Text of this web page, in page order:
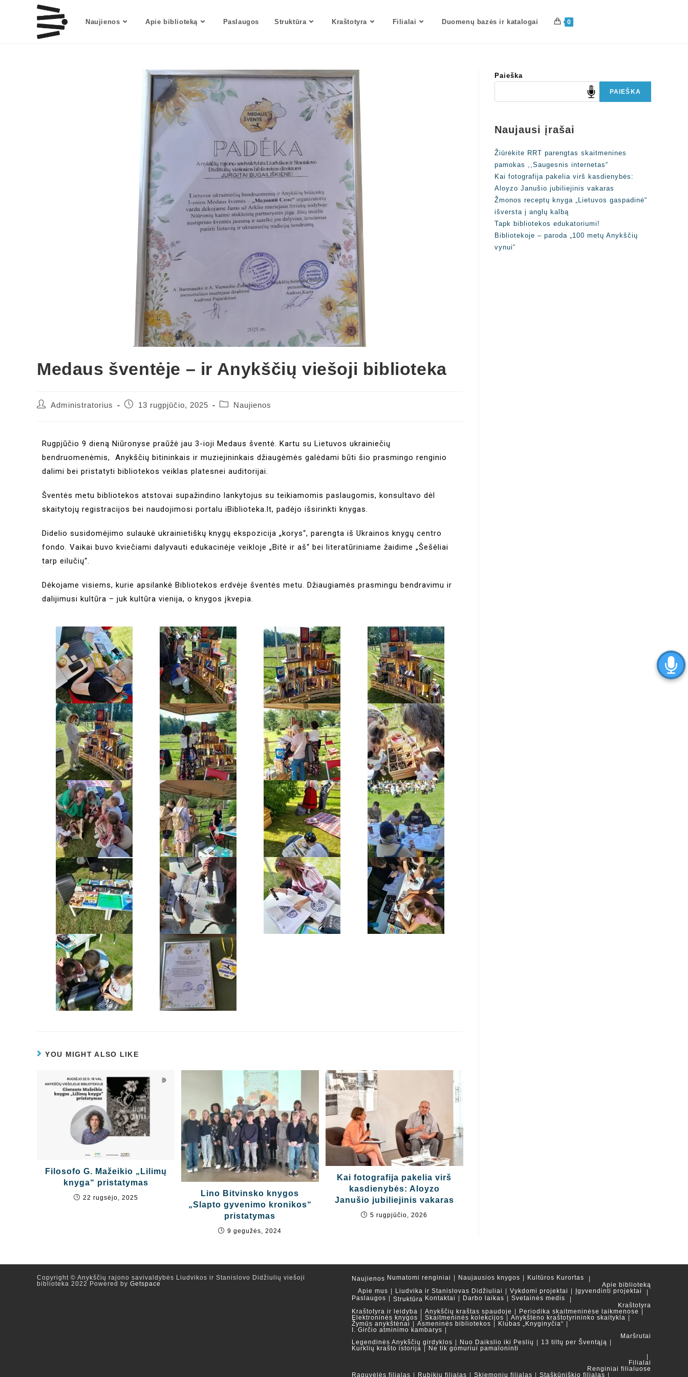
Naujienos Apie biblioteką Paslaugos Struktūra Kraštotyra Filialai Duomenų bazės ir katalogai 0
Medaus šventėje – ir Anykščių viešoji biblioteka
Administratorius 13 rugpjūčio, 2025 Naujienos
Rugpjūčio 9 dieną Niūronyse praūžė jau 3-ioji Medaus šventė. Kartu su Lietuvos ukrainiečių
bendruomenėmis, Anykščių bitininkais ir muziejininkais džiaugėmės galėdami būti šio prasmingo renginio
dalimi bei pristatyti bibliotekos veiklas platesnei auditorijai.
Šventės metu bibliotekos atstovai supažindino lankytojus su teikiamomis paslaugomis, konsultavo dėl
skaitytojų registracijos bei naudojimosi portalu iBiblioteka.lt, padėjo išsirinkti knygas.
Didelio susidomėjimo sulaukė ukrainietiškų knygų ekspozicija „korys“, parengta iš Ukrainos knygų centro
fondo. Vaikai buvo kviečiami dalyvauti edukacinėje veikloje „Bitė ir aš“ bei literatūriniame žaidime „Šešėliai
tarp eilučių“.
Dėkojame visiems, kurie apsilankė Bibliotekos erdvėje šventės metu. Džiaugiamės prasmingu bendravimu ir
dalijimusi kultūra – juk kultūra vienija, o knygos įkvepia.
YOU MIGHT ALSO LIKE
Filosofo G. Mažeikio „Lilimų
knyga“ pristatymas
22 rugsėjo, 2025
Lino Bitvinsko knygos
„Slapto gyvenimo kronikos“
pristatymas
9 gegužės, 2024
Kai fotografija pakelia virš
kasdienybės: Aloyzo
Janušio jubiliejinis vakaras
5 rugpjūčio, 2026
Paieška
PAIEŠKA
Naujausi įrašai
Žiūrėkite RRT parengtas skaitmenines
pamokas ,,Saugesnis internetas“
Kai fotografija pakelia virš kasdienybės:
Aloyzo Janušio jubiliejinis vakaras
Žmonos receptų knyga „Lietuvos gaspadinė“
išversta į anglų kalbą
Tapk bibliotekos edukatoriumi!
Bibliotekoje – paroda „100 metų Anykščių
vynui“
Naujienos Numatomi renginiai Naujausios knygos
Kultūros Kurortas
Apie biblioteką
Apie mus
Liudvika ir Stanislovas Didžiuliai Vykdomi projektai
Įgyvendinti projektai
Paslaugos
Struktūra Kontaktai Darbo laikas
Svetainės medis
Kraštotyra
Kraštotyra ir leidyba
Anykščių kraštas spaudoje
Periodika skaitmeninėse laikmenose
Elektroninės knygos
Skaitmeninės kolekcijos
Anykštėno kraštotyrininko skaitykla
Žymūs anykštėnai
Asmeninės bibliotekos
Klubas „Knyginyčia“
I. Girčio atminimo kambarys
Maršrutai
Legendinės Anykščių girdyklos
Nuo Daikslio iki Peslių
13 tiltų per Šventąją
Kurklių krašto istorija
Ne tik gomuriui pamaloninti
Filialai
Renginiai filialuose
Raguvėlės filialas
Rubikių filialas Skiemonių filialas Staškūniškio filialas
Copyright © Anykščių rajono savivaldybės Liudvikos ir Stanislovo Didžiulių viešoji
biblioteka 2022 Powered by Getspace